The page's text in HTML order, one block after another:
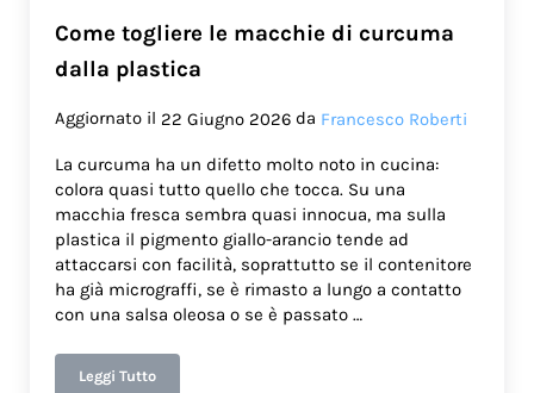
Come togliere le macchie di curcuma
dalla plastica
Aggiornato il 22 Giugno 2026 da Francesco Roberti
La curcuma ha un difetto molto noto in cucina:
colora quasi tutto quello che tocca. Su una
macchia fresca sembra quasi innocua, ma sulla
plastica il pigmento giallo-arancio tende ad
attaccarsi con facilità, soprattutto se il contenitore
ha già micrograffi, se è rimasto a lungo a contatto
con una salsa oleosa o se è passato …
Leggi TuttoCome togliere le macchie di curcuma dalla plastica